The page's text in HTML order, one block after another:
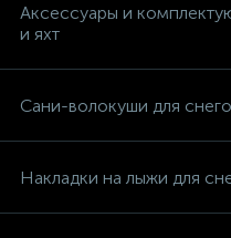
Аксессуары и
и яхт
Сани-волокуши для
Накладки на лыжи для